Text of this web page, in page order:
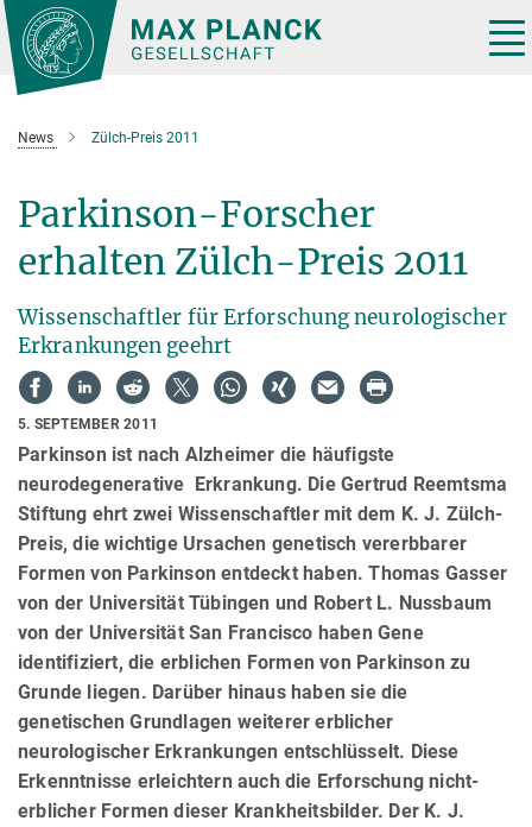
Hauptinhalt
News Zülch-Preis 2011
Parkinson-Forscher
erhalten Zülch-Preis 2011
Wissenschaftler für Erforschung neurologischer
Erkrankungen geehrt
5. SEPTEMBER 2011
Parkinson ist nach Alzheimer die häufigste
neurodegenerative Erkrankung. Die Gertrud Reemtsma
Stiftung ehrt zwei Wissenschaftler mit dem K. J. Zülch-
Preis, die wichtige Ursachen genetisch vererbbarer
Formen von Parkinson entdeckt haben. Thomas Gasser
von der Universität Tübingen und Robert L. Nussbaum
von der Universität San Francisco haben Gene
identifiziert, die erblichen Formen von Parkinson zu
Grunde liegen. Darüber hinaus haben sie die
genetischen Grundlagen weiterer erblicher
neurologischer Erkrankungen entschlüsselt. Diese
Erkenntnisse erleichtern auch die Erforschung nicht-
erblicher Formen dieser Krankheitsbilder. Der K. J.